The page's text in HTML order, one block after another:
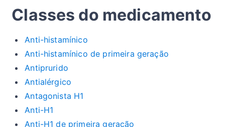
Classes do medicamento
Anti-histamínico
Anti-histamínico de primeira geração
Antiprurido
Antialérgico
Antagonista H1
Anti-H1
Anti-H1 de primeira geração